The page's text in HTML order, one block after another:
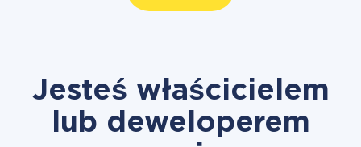
Jesteś właścicielem
lub deweloperem